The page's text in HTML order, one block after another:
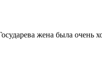
жена была очень